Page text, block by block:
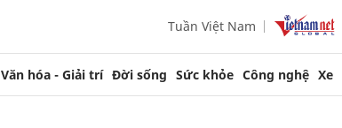
Tuần Việt Nam
Văn hóa - Giải trí Đời sống Sức khỏe Công nghệ Xe